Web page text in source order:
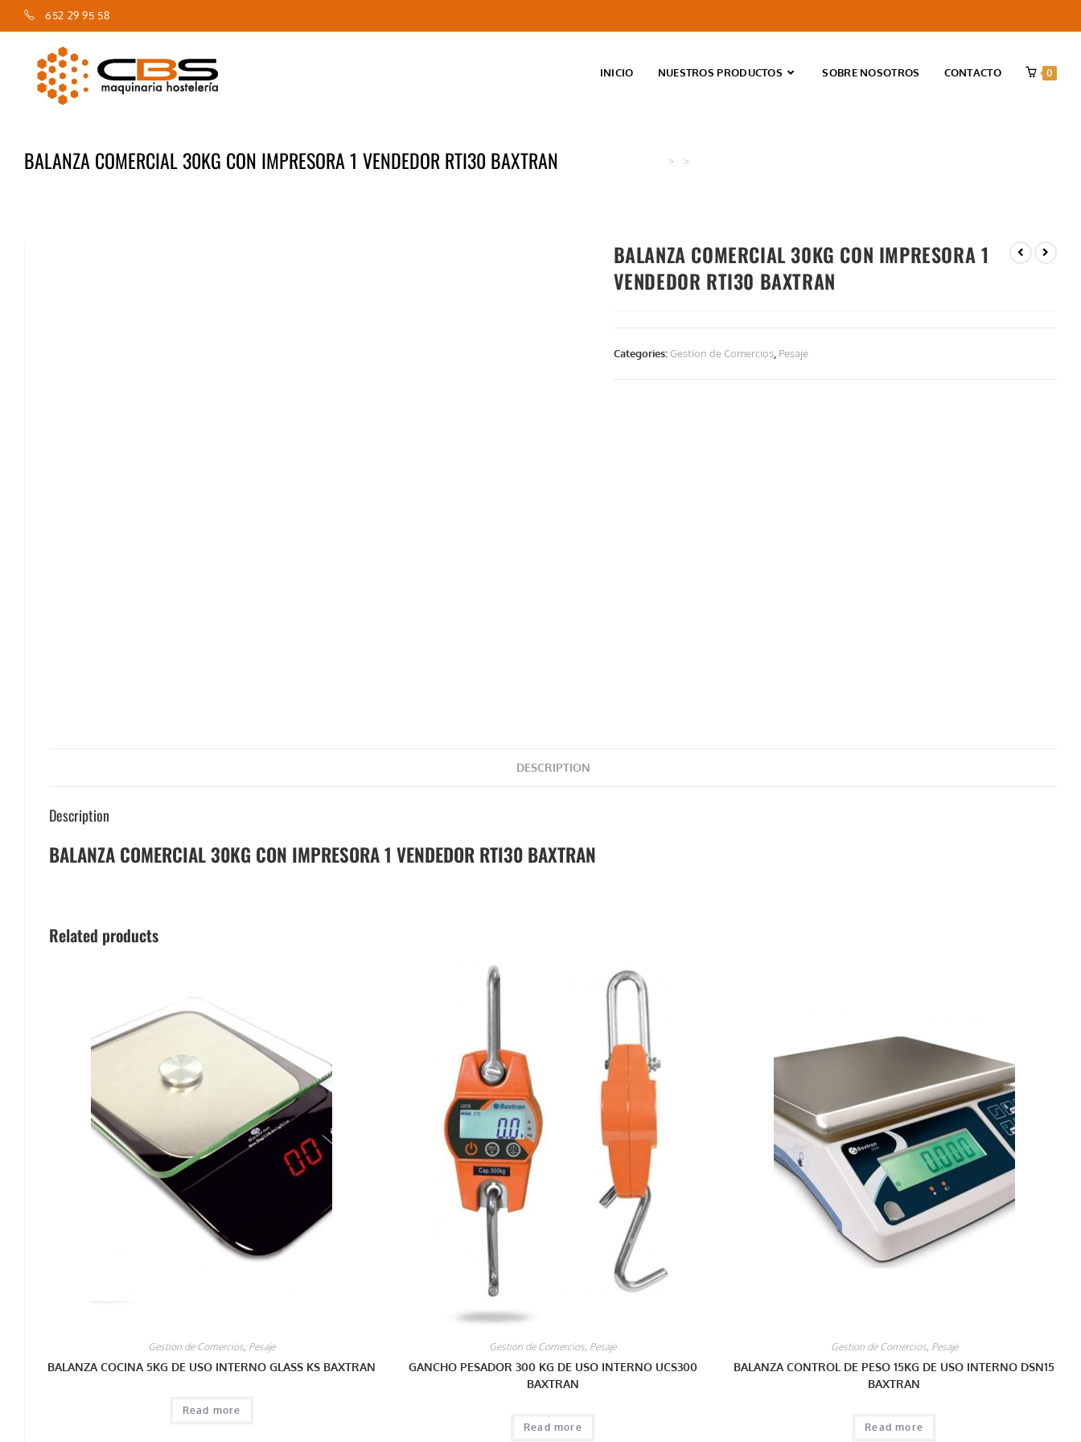
Saltar
al
652 29 95 58
INICIO NUESTROS PRODUCTOS SOBRE NOSOTROS CONTACTO 0
BALANZA COMERCIAL 30KG CON IMPRESORA 1 VENDEDOR RTI30 BAXTRAN > >
BALANZA COMERCIAL 30KG CON IMPRESORA 1
VENDEDOR RTI30 BAXTRAN
Categories: Gestion de Comercios, Pesaje
DESCRIPTION
Description
BALANZA COMERCIAL 30KG CON IMPRESORA 1 VENDEDOR RTI30 BAXTRAN
Related products
Gestion de Comercios, Pesaje
BALANZA COCINA 5KG DE USO INTERNO GLASS KS BAXTRAN
Read more
Gestion de Comercios, Pesaje
GANCHO PESADOR 300 KG DE USO INTERNO UCS300
BAXTRAN
Read more
Gestion de Comercios, Pesaje
BALANZA CONTROL DE PESO 15KG DE USO INTERNO DSN15
BAXTRAN
Read more